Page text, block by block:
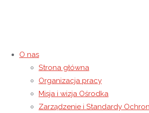
O nas
Strona główna
Organizacja pracy
Misja i wizja Ośrodka
Zarządzenie i Standardy
Majówka
29 kwietnia 202129 kwietnia 2021 Rok